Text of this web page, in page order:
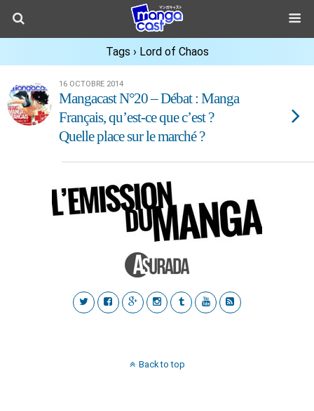
Tags › Lord of Chaos
16 OCTOBRE 2014
Mangacast N°20 – Débat : Manga
Français, qu’est-ce que c’est ?
Quelle place sur le marché ?
Back to top